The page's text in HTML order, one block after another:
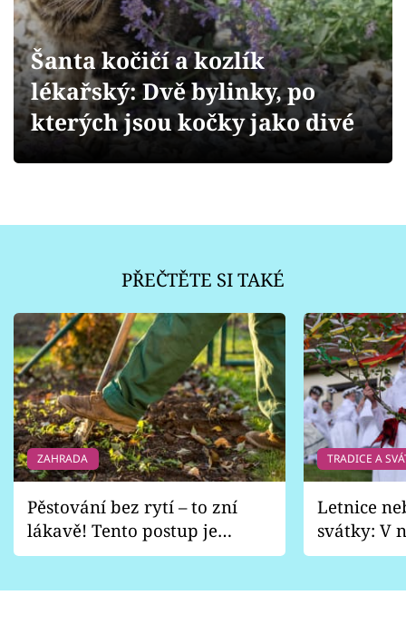
Přihlášení
Sledujte nás
Šanta kočičí a kozlík
lékařský: Dvě bylinky, po
kterých jsou kočky jako divé
PŘEČTĚTE SI TAKÉ
ZAHRADA
Pěstování bez rytí – to zní
lákavě! Tento postup je
vhodný jen pro některé
TRADICE A
Letnice
svátky: V
pondělí